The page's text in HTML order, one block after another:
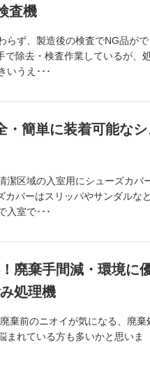
査機
らず、製造後の検査でNG品がで
除去・検査作業しているが、
いうえ･･･
・簡単に装着可能なシ
潔区域の入室用にシューズカバ
バーはスリッパやサンダルな
入室で･･･
廃棄手間減・環境に
処理機
棄前のニオイが気になる、廃棄
まれている方も多いかと思いま